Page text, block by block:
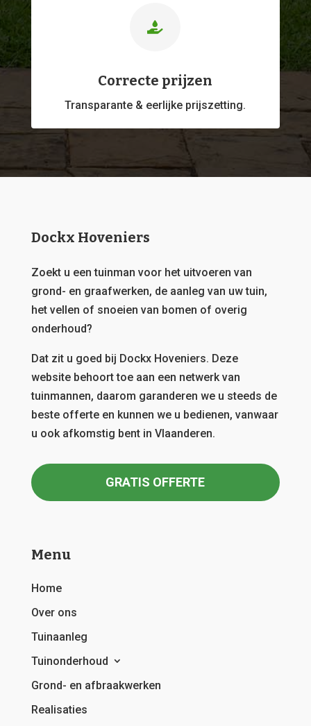

Correcte prijzen
Transparante & eerlijke prijszetting.
Dockx Hoveniers
Zoekt u een tuinman voor het uitvoeren van
grond- en graafwerken, de aanleg van uw tuin,
het vellen of snoeien van bomen of overig
onderhoud?
Dat zit u goed bij Dockx Hoveniers. Deze
website behoort toe aan een netwerk van
tuinmannen, daarom garanderen we u steeds de
beste offerte en kunnen we u bedienen, vanwaar
u ook afkomstig bent in Vlaanderen.
GRATIS OFFERTE
Menu
Home
Over ons
Tuinaanleg
Tuinonderhoud
Grond- en afbraakwerken
Realisaties